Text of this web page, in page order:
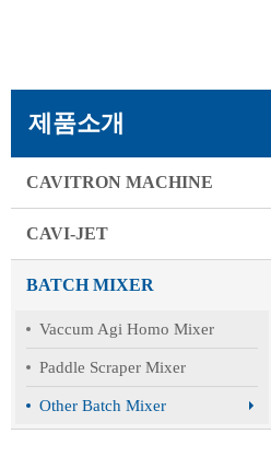
제품소개
CAVITRON MACHINE
CAVI-JET
BATCH MIXER
Vaccum Agi Homo Mixer
Paddle Scraper Mixer
Other Batch Mixer